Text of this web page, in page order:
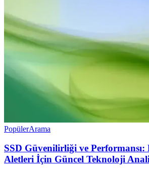
PopülerArama
SSD Güvenilirliği ve
Aletleri İçin Güncel Teknoloji